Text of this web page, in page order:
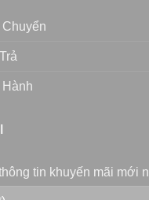
tin khuyến mãi mới